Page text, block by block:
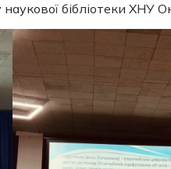
бібліотеки ХНУ